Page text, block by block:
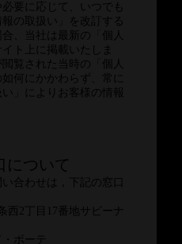
要に応じて、いつでも
報の取扱い」を改訂する
、当社は最新の「個人
ト上に掲載いたしま
覧された当時の「個人
何にかかわらず、常に
」によりお客様の情報
について
合わせは，下記の窓口
西2丁目17番地サビーナ
ボーテ